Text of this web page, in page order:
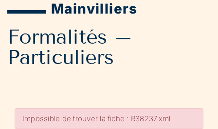
Mainvilliers
Formalités –
Particuliers
Impossible de trouver la fiche : R38237.xml